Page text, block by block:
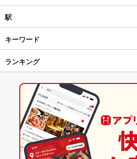
しゃぶしゃぶ・すき焼き
河原町・木屋町 × 和食
河原町・木屋町 × しゃぶしゃぶ・すき焼き
三条駅 × 和食
三条駅 × しゃぶしゃぶ・すき焼き
四条河原町
四条河原町 × 和食
四条河原町 × しゃぶしゃぶ・すき焼き
京都 × 和食
京都 × しゃぶしゃぶ・すき焼き
駅
京都河原町駅
京都市役所前駅
三条駅
キーワード
しゃぶしゃぶ
ランキング
京都のグルメランキング
京都の和食ランキング
京都のしゃぶしゃぶ・すき焼きランキング
河原町・木屋町のグルメランキング